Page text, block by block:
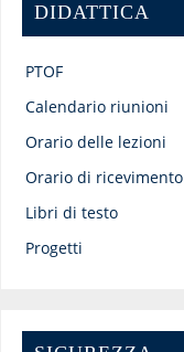
DIDATTICA
PTOF
Calendario riunioni
Orario delle lezioni
Orario di ricevimento
Libri di testo
Progetti